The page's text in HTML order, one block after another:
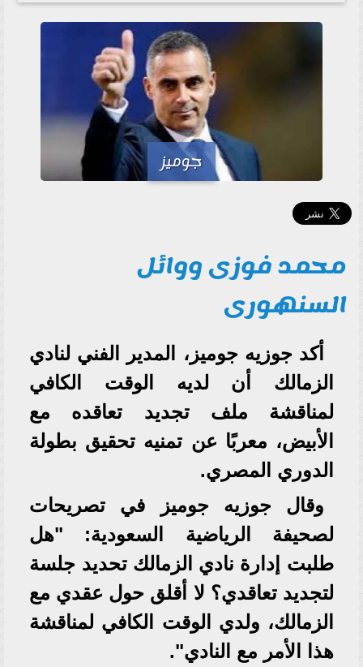
جوميز
محمد فوزى ووائل
السنهورى
أكد جوزيه جوميز، المدير الفني لنادي
الزمالك أن لديه الوقت الكافي
لمناقشة ملف تجديد تعاقده مع
الأبيض، معربًا عن تمنيه تحقيق بطولة
الدوري المصري.
وقال جوزيه جوميز في تصريحات
لصحيفة الرياضية السعودية: "هل
طلبت إدارة نادي الزمالك تحديد جلسة
لتجديد تعاقدي؟ لا أقلق حول عقدي مع
الزمالك، ولدي الوقت الكافي لمناقشة
هذا الأمر مع النادي".